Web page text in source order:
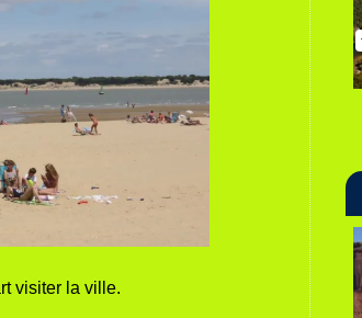
visiter la ville.